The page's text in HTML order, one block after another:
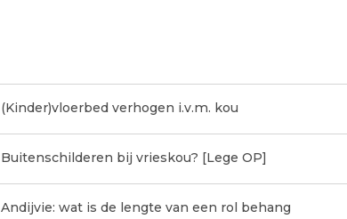
(Kinder)vloerbed verhogen i.v.m. kou
Buitenschilderen bij vrieskou? [Lege OP]
Andijvie: wat is de lengte van een rol behang